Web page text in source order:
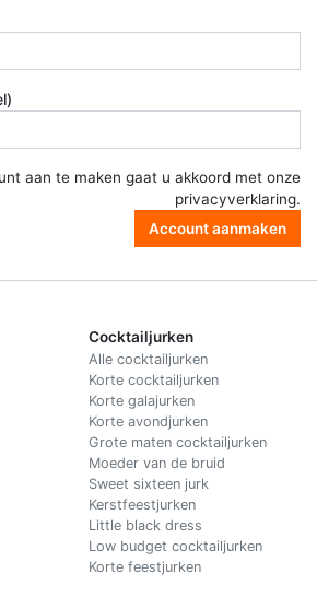
aan te maken gaat u akkoord met onze
privacyverklaring.
Account aanmaken
Cocktailjurken
Alle cocktailjurken
Korte cocktailjurken
Korte galajurken
Korte avondjurken
Grote maten cocktailjurken
Moeder van de bruid
Sweet sixteen jurk
Kerstfeestjurken
Little black dress
Low budget cocktailjurken
Korte feestjurken